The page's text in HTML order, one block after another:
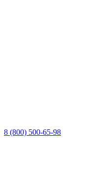
8 (800) 500-65-98